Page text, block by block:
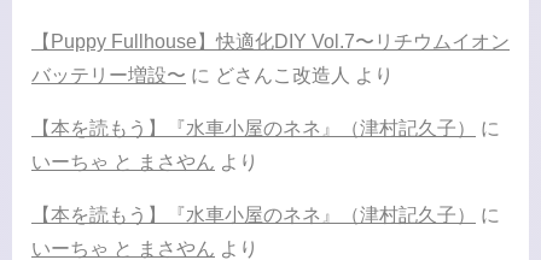
【Puppy Fullhouse】快適化DIY Vol.7〜リチウムイオン
バッテリー増設〜 に どさんこ改造人 より
【本を読もう】『水車小屋のネネ』（津村記久子）
に
いーちゃ と まさやん より
【本を読もう】『水車小屋のネネ』（津村記久子）
に
いーちゃ と まさやん より